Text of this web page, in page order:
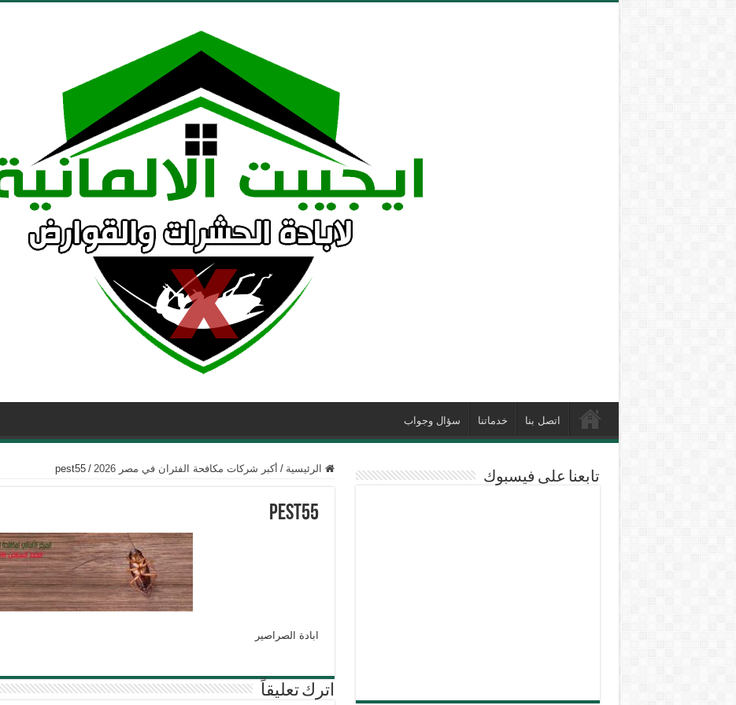
اتصل بنا خدماتنا سؤال وجواب
الرئيسية / أكبر شركات مكافحة الفئران في مصر 2026 /
pest55
pest55
ابادة الصراصير
اترك تعليقاً
تابعنا على فيسبوك